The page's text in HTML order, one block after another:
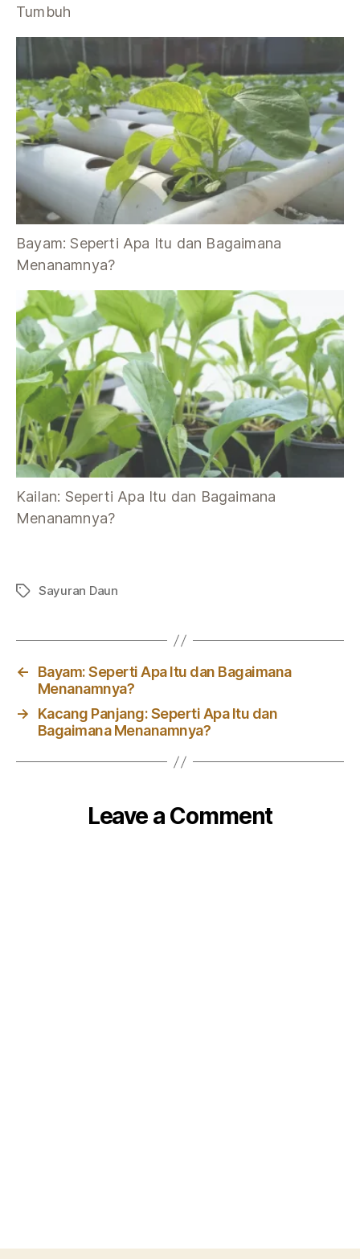
Tumbuh
Bayam: Seperti Apa Itu dan Bagaimana
Menanamnya?
Kailan: Seperti Apa Itu dan Bagaimana
Menanamnya?
Tag Sayuran Daun
←
Bayam: Seperti Apa Itu dan Bagaimana
Menanamnya?
→
Kacang Panjang: Seperti Apa Itu dan
Bagaimana Menanamnya?
Leave a Comment